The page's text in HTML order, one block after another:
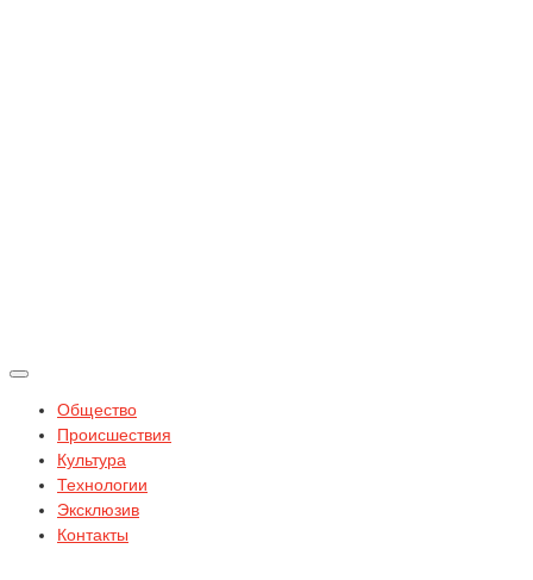
Общество
Происшествия
Культура
Технологии
Эксклюзив
Контакты